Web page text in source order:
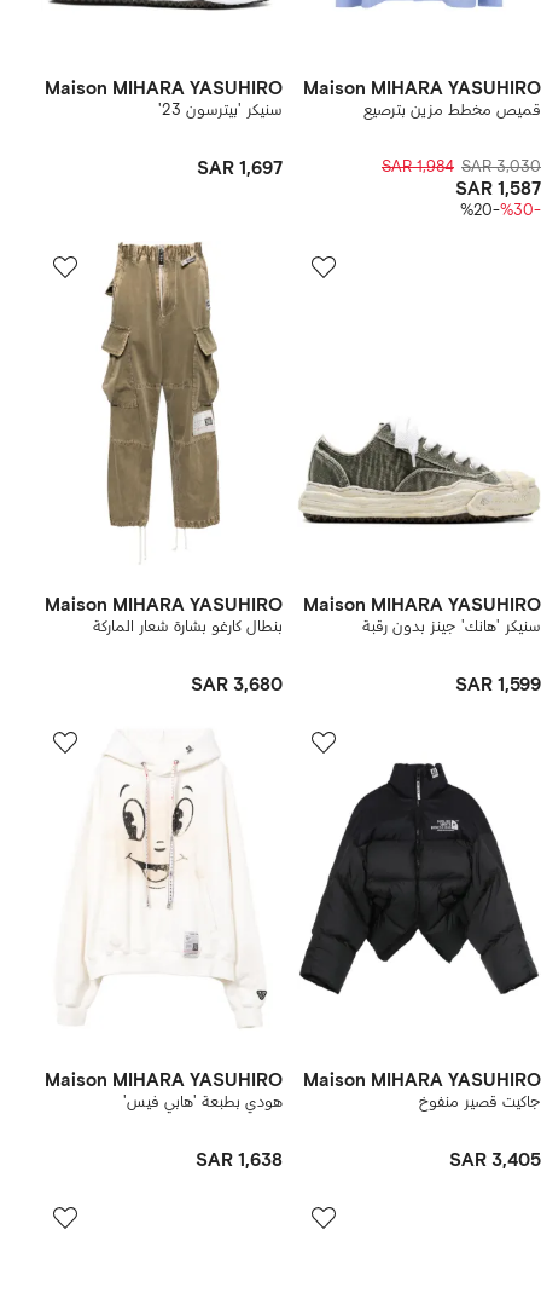
Maison MIHARA YASUHIRO
قميص مخطط مزين بترصيع
SAR 3,030
SAR 1,984
SAR 1,587
-%30
-%20
Maison MIHARA YASUHIRO
سنيكر 'بيترسون 23'
SAR 1,697
Maison MIHARA YASUHIRO
سنيكر 'هانك' جينز بدون رقبة
SAR 1,599
Maison MIHARA YASUHIRO
بنطال كارغو بشارة شعار الماركة
SAR 3,680
Maison MIHARA YASUHIRO
جاكيت قصير منفوخ
SAR 3,405
Maison MIHARA YASUHIRO
هودي بطبعة 'هابي فيس'
SAR 1,638